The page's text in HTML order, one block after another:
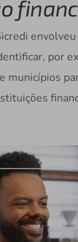
por
municípios